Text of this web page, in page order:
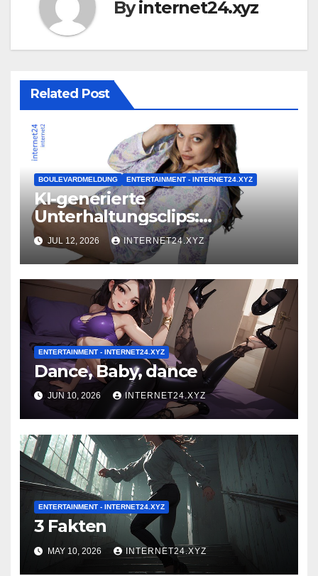
Byinternet24.xyz
Related Post
BOULEVARDMELDUNG ENTERTAINMENT - INTERNET24.XYZ
KI-generierte
Unterhaltungsclips:
Trendanalyse
JUL 12, 2026 INTERNET24.XYZ
ENTERTAINMENT - INTERNET24.XYZ
Dance, Baby, dance
JUN 10, 2026 INTERNET24.XYZ
ENTERTAINMENT - INTERNET24.XYZ
3 Fakten
MAY 10, 2026 INTERNET24.XYZ